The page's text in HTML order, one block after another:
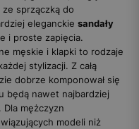
sprzączką do
eleganckie sandały
i proste zapięcia.
męskie i klapki to rodzaje
stylizacji. Z całą
dobrze komponował się
będą nawet najbardziej
. Dla mężczyzn
modeli niż